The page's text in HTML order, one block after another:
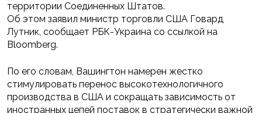
территории Соединенных Штатов.
Об этом заявил министр торговли США Говард
Лутник, сообщает РБК-Украина со ссылкой на
Bloomberg.
По его словам, Вашингтон намерен жестко
стимулировать перенос высокотехнологичного
производства в США и сокращать зависимость от
иностранных цепей поставок в стратегически важной